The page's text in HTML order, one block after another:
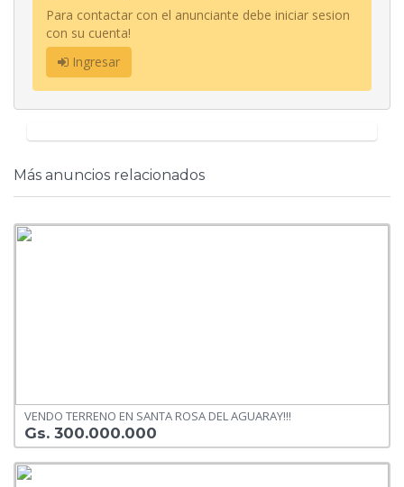
Para contactar con el anunciante debe iniciar sesion
con su cuenta!
Ingresar
Más anuncios relacionados
VENDO TERRENO EN SANTA ROSA DEL AGUARAY!!!
Gs. 300.000.000